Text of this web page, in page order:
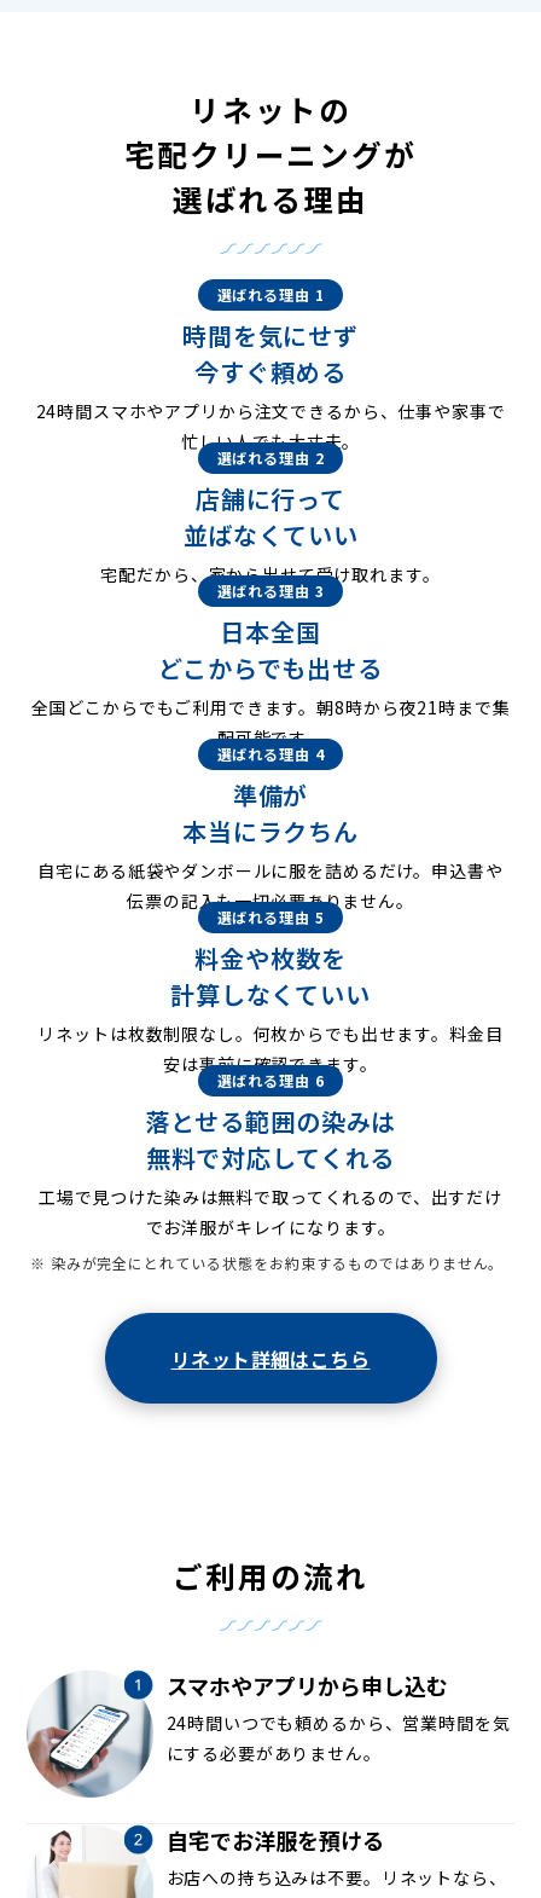
リネットの
宅配クリーニングが
選ばれる理由
選ばれる理由 1
時間を気にせず
今すぐ頼める
24時間スマホやアプリから注文できるから、仕事や家事で
忙しい人でも大丈夫。
選ばれる理由 2
店舗に行って
並ばなくていい
宅配だから、家から出せて受け取れます。
選ばれる理由 3
日本全国
どこからでも出せる
全国どこからでもご利用できます。朝8時から夜21時まで集
配可能です。
選ばれる理由 4
準備が
本当にラクちん
自宅にある紙袋やダンボールに服を詰めるだけ。申込書や
伝票の記入も一切必要ありません。
選ばれる理由 5
料金や枚数を
計算しなくていい
リネットは枚数制限なし。何枚からでも出せます。料金目
安は事前に確認できます。
選ばれる理由 6
落とせる範囲の染みは
無料で対応してくれる
工場で見つけた染みは無料で取ってくれるので、出すだけ
でお洋服がキレイになります。
※ 染みが完全にとれている状態をお約束するものではありません。
リネット詳細はこちら
ご利用の流れ
スマホやアプリから申し込む
24時間いつでも頼めるから、営業時間を気
にする必要がありません。
自宅でお洋服を預ける
お店への持ち込みは不要。リネットなら、